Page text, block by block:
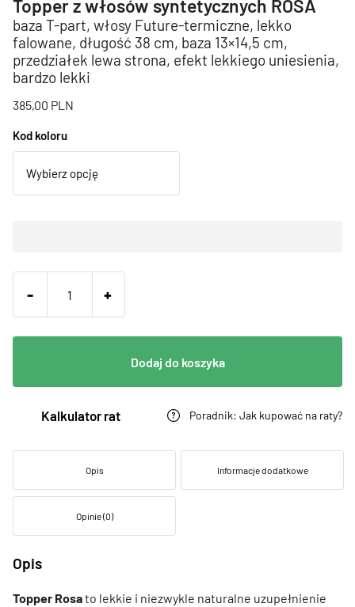
Topper z włosów syntetycznych ROSA
baza T-part, włosy Future-termiczne, lekko
falowane, długość 38 cm, baza 13×14,5 cm,
przedziałek lewa strona, efekt lekkiego uniesienia,
bardzo lekki
385,00 PLN
Kod koloru
- +
Dodaj do koszyka
Kalkulator rat Poradnik: Jak kupować na raty?
Opis Informacje dodatkowe
Opinie (0)
Opis
Topper Rosato lekkie i niezwykle naturalne uzupełnienie